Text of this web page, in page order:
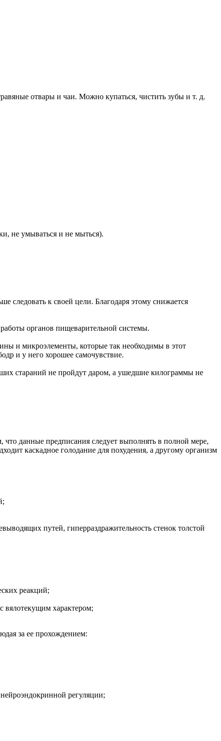
отвары и чаи. Можно купаться, чистить зубы и т. д.
не умываться и не мыться).
следовать к своей цели. Благодаря этому снижается
органов пищеварительной системы.
и микроэлементы, которые так необходимы в этот
и у него хорошее самочувствие.
стараний не пройдут даром, а ушедшие килограммы не
данные предписания следует выполнять в полной мере,
каскадное голодание для похудения, а другому организм
путей, гиперраздражительность стенок толстой
реакций;
вялотекущим характером;
за ее прохождением:
регуляции;